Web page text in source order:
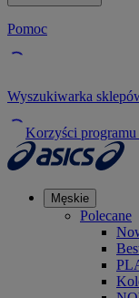
Pomoc
Wyszukiwarka
Korzyści
Męskie
Polecane